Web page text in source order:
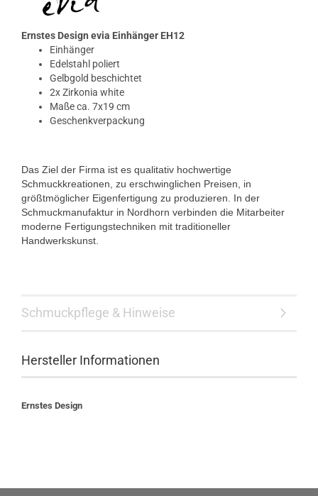
Ernstes Design evia Einhänger EH12
Einhänger
Edelstahl poliert
Gelbgold beschichtet
2x Zirkonia white
Maße ca. 7x19 cm
Geschenkverpackung
Das Ziel der Firma ist es qualitativ hochwertige
Schmuckkreationen, zu erschwinglichen Preisen, in
größtmöglicher Eigenfertigung zu produzieren. In der
Schmuckmanufaktur in Nordhorn verbinden die Mitarbeiter
moderne Fertigungstechniken mit traditioneller
Handwerkskunst.
Schmuckpflege & Hinweise
Hersteller Informationen
Ernstes Design